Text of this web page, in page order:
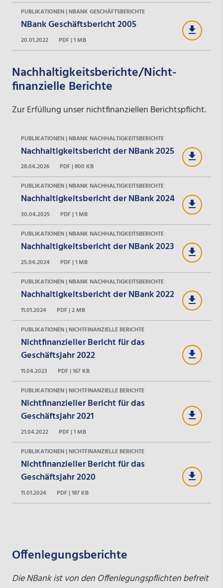
PUBLIKATIONEN | NBANK GESCHÄFTSBERICHTE
NBank Geschäftsbericht 2005
20.01.2022 PDF | 1 MB
Nachhaltigkeitsberichte/Nicht-
finanzielle Berichte
Zur Erfüllung unser nichtfinanziellen Berichtspflicht.
PUBLIKATIONEN | NBANK NACHHALTIGKEITSBERICHTE
Nachhaltigkeitsbericht der NBank 2025
28.04.2026
PDF | 800 KB
PUBLIKATIONEN | NBANK NACHHALTIGKEITSBERICHTE
Nachhaltigkeitsbericht der NBank 2024
30.04.2025
PDF | 1 MB
PUBLIKATIONEN | NBANK NACHHALTIGKEITSBERICHTE
Nachhaltigkeitsbericht der NBank 2023
25.04.2024
PDF | 1 MB
PUBLIKATIONEN | NBANK NACHHALTIGKEITSBERICHTE
Nachhaltigkeitsbericht der NBank 2022
11.01.2024
PDF | 2 MB
PUBLIKATIONEN | NICHTFINANZIELLE BERICHTE
Nichtfinanzieller Bericht für das
Geschäftsjahr 2022
11.04.2023
PDF | 167 KB
PUBLIKATIONEN | NICHTFINANZIELLE BERICHTE
Nichtfinanzieller Bericht für das
Geschäftsjahr 2021
21.04.2022
PDF | 1 MB
PUBLIKATIONEN | NICHTFINANZIELLE BERICHTE
Nichtfinanzieller Bericht für das
Geschäftsjahr 2020
11.01.2024 PDF | 187 KB
Offenlegungsberichte
Die NBank ist von den Offenlegungspflichten befreit